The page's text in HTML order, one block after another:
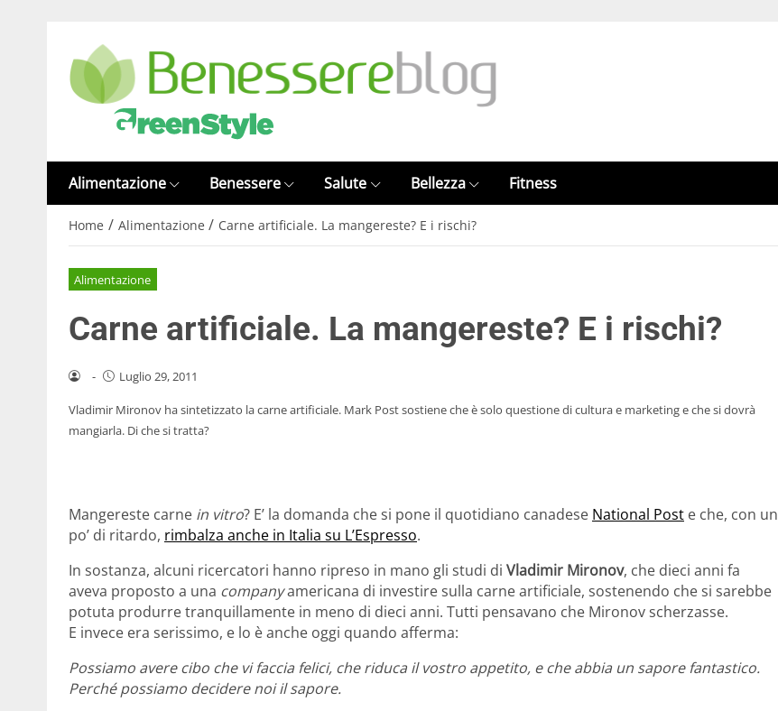
Alimentazione Benessere Salute Bellezza Fitness
Home / Alimentazione / Carne artificiale. La mangereste? E i rischi?
Alimentazione
Carne artificiale. La mangereste? E i rischi?
- Luglio 29, 2011
Vladimir Mironov ha sintetizzato la carne artificiale. Mark Post sostiene che è solo questione di cultura e marketing e che si dovrà
mangiarla. Di che si tratta?
Mangereste carne in vitro? E’ la domanda che si pone il quotidiano canadese National Post e che, con un
po’ di ritardo, rimbalza anche in Italia su L’Espresso.
In sostanza, alcuni ricercatori hanno ripreso in mano gli studi di Vladimir Mironov, che dieci anni fa
aveva proposto a una companyamericana di investire sulla carne artificiale, sostenendo che si sarebbe
potuta produrre tranquillamente in meno di dieci anni. Tutti pensavano che Mironov scherzasse.
E invece era serissimo, e lo è anche oggi quando afferma:
Possiamo avere cibo che vi faccia felici, che riduca il vostro appetito, e che abbia un sapore fantastico.
Perché possiamo decidere noi il sapore.